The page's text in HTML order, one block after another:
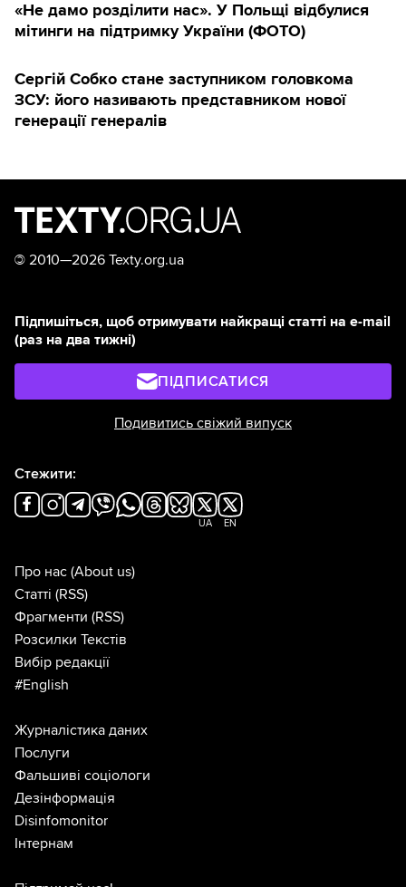
«Не дамо розділити нас». У Польщі відбулися
мітинги на підтримку України (ФОТО)
Сергій Собко стане заступником головкома
ЗСУ: його називають представником нової
генерації генералів
© 2010—2026 Texty.org.ua
Підпишіться, щоб отримувати найкращі статті на e-mail
(раз на два тижні)
ПІДПИСАТИСЯ
Подивитись свіжий випуск
Стежити:
UA EN
Про нас (About us)
Статті (RSS)
Фрагменти (RSS)
Розсилки Текстів
Вибір редакції
#English
Журналістика даних
Послуги
Фальшиві соціологи
Дезінформація
Disinfomonitor
Інтернам